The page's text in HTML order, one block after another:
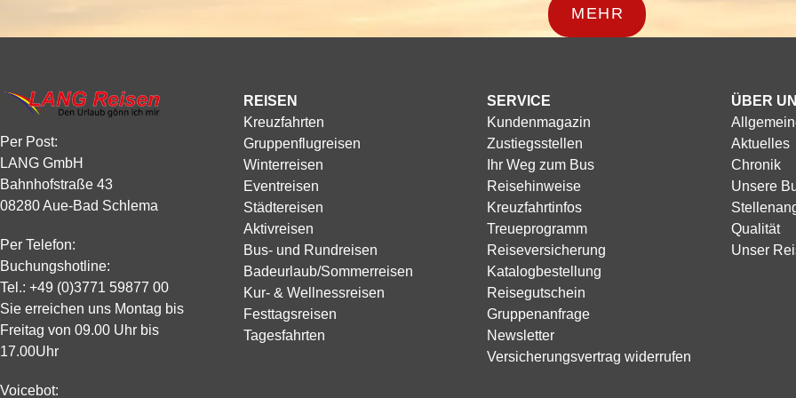
angerechnet.
Personensteuer an den einzelnen Anlegehäfen erhoben und direkt vor Ort eingezogen. Da
Reiseausschreibungen leider nicht im Voraus ausweisen.
Ihnen die passende Reise,
Die Restzahlung Ihrer Reise erfolgt auf demselben Weg und ist in der Regel ca. 4 Wochen
vor Abreise zu leisten. So stellen wir eine sichere, transparente und komfortable
Zahlungsabwicklung für Ihre Reisebuchung sicher.
Tagesfahrten sind als kompletter Reisebetrag innerhalb von 10 Tagen nach der Buchung
zu zahlen.
Rücktritt vor
MEHR
Per Post:
LANG GmbH
Bahnhofstraße 43
08280 Aue-Bad Schlema
Per Telefon:
Buchungshotline:
Tel.: +49 (0)3771 59877 00
Sie erreichen uns Montag bis
Freitag von 09.00 Uhr bis
17.00Uhr
Voicebot:
REISEN
Kreuzfahrten
Gruppenflugreisen
Winterreisen
Eventreisen
Städtereisen
Aktivreisen
Bus- und Rundreisen
Badeurlaub/Sommerreisen
Kur- & Wellnessreisen
Festtagsreisen
Tagesfahrten
SERVICE
Kundenmagazin
Zustiegsstellen
Ihr Weg zum Bus
Reisehinweise
Kreuzfahrtinfos
Treueprogramm
Reiseversicherung
Katalogbestellung
Reisegutschein
Gruppenanfrage
Newsletter
Versicherungsvertrag widerrufen
ÜBER
Aktuelles
Chronik
Unsere
Qualität
Unser